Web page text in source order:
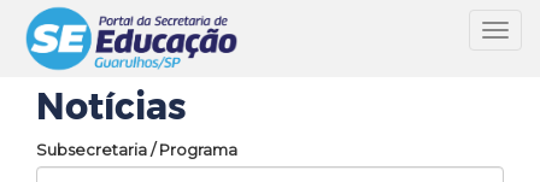
Notícias
Subsecretaria / Programa